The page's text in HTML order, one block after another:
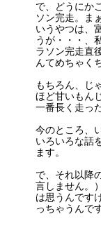
で、どうにか
ソン完走。ま
いうやつは、
うが・・・、
ラソン完走直
んてめちゃく
もちろん、じ
ほど甘いもん
一番長く走っ
今のところ、
いろいろな話
ます。
で、それ以降
言しません。
は思うんです
っちゃうんで